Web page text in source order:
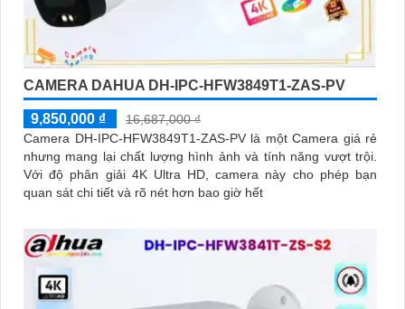
CAMERA DAHUA DH-IPC-HFW3849T1-ZAS-PV
9,850,000 ₫
16,687,000 ₫
Camera DH-IPC-HFW3849T1-ZAS-PV là một Camera giá rẻ
nhưng mang lại chất lượng hình ảnh và tính năng vượt trội.
Với độ phân giải 4K Ultra HD, camera này cho phép bạn
quan sát chi tiết và rõ nét hơn bao giờ hết